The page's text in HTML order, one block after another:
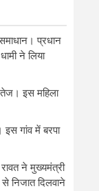
प्रधान
ने लिया
इस महिला
गांव में बरपा
ने मुख्यमंत्री
निजात दिलवाने